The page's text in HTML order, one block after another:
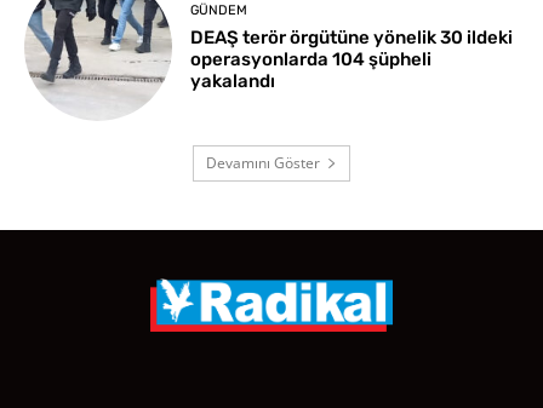
GÜNDEM
DEAŞ terör örgütüne yönelik 30 ildeki
operasyonlarda 104 şüpheli
yakalandı
Devamını Göster